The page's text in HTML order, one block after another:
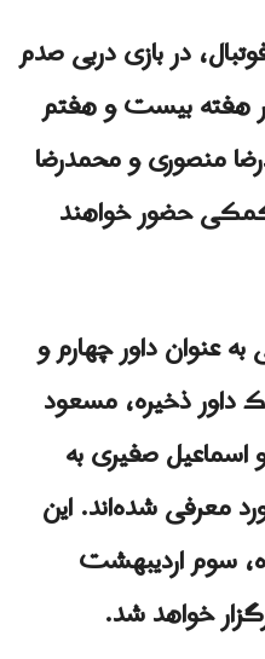
در بازی دربی صدم
هفته بیست و هفتم
منصوری و محمدرضا
کمکی حضور خواهند
عنوان داور چهارم و
داور ذخیره، مسعود
اسماعیل صفیری به
معرفی شده‌اند. این
سوم اردیبهشت